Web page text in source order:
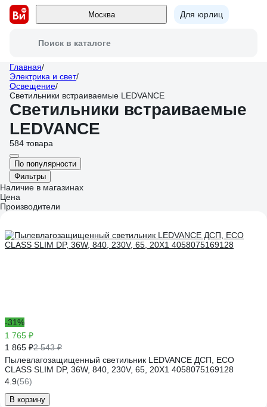
Москва Для юрлиц
Поиск в каталоге
Главная/
Электрика и свет/
Освещение/
Светильники встраиваемые LEDVANCE
Светильники встраиваемые
LEDVANCE
584 товара
По популярности
Фильтры
Наличие в магазинах
Цена
Производители
-31%
1 765 ₽
1 865 ₽2 543 ₽
Пылевлагозащищенный светильник LEDVANCE ДСП, ECO
CLASS SLIM DP, 36W, 840, 230V, 65, 20X1 4058075169128
4.9(56)
В корзину